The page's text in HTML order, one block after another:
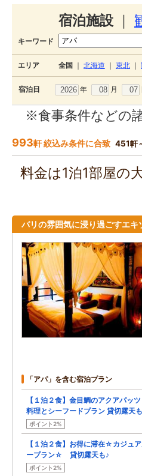
宿泊施設
キーワード
エリア 全国 北海道 東北
宿泊日 年 月
※食事条件などの
993軒 絞込み条件に合致 451軒
料金は1泊1部屋の
バリの雰囲気に浸り過ごすエキ
「アパ」を含む宿泊プラン
【１泊２食】金目鯛のアクアパッ
料理とシーフードプラン 貸切露天
ポイント2%
【１泊２食】お得に滞在☆カジュ
ープラン☆ 貸切露天も♪
ポイント2%